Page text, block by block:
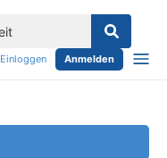
Einloggen Anmelden